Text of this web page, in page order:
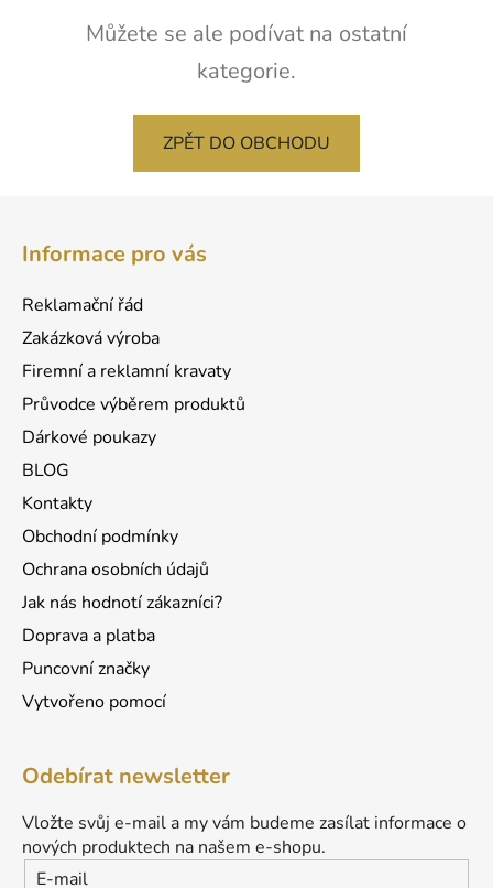
Můžete se ale podívat na ostatní
kategorie.
ZPĚT DO OBCHODU
Informace pro vás
Reklamační řád
Zakázková výroba
Firemní a reklamní kravaty
Průvodce výběrem produktů
Dárkové poukazy
BLOG
Kontakty
Obchodní podmínky
Ochrana osobních údajů
Jak nás hodnotí zákazníci?
Doprava a platba
Puncovní značky
Vytvořeno pomocí
Odebírat newsletter
Vložte svůj e-mail a my vám budeme zasílat informace o
nových produktech na našem e-shopu.
E-mail